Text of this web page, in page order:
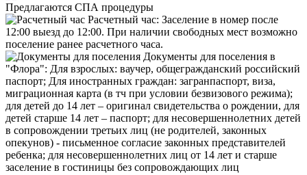
Предлагаются СПА процедуры
Расчетный час: Заселение в номер после
12:00 выезд до 12:00. При наличии свободных мест возможно
поселение ранее расчетного часа.
Документы для поселения в
"Флора": Для взрослых: ваучер, общегражданский российский
паспорт; Для иностранных граждан: загранпаспорт, виза,
миграционная карта (в тч при условии безвизового режима);
для детей до 14 лет – оригинал свидетельства о рождении, для
детей старше 14 лет – паспорт; для несовершеннолетних детей
в сопровождении третьих лиц (не родителей, законных
опекунов) - письменное согласие законных представителей
ребенка; для несовершеннолетних лиц от 14 лет и старше
заселение в гостиницы без сопровождающих лиц